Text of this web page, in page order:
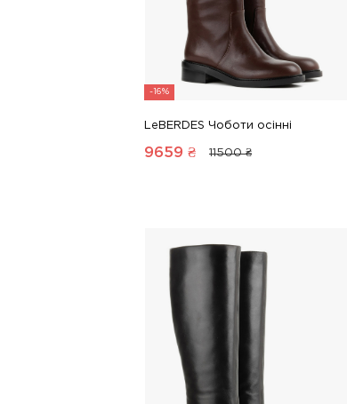
-16%
LeBERDES Чоботи осінні
9659 ₴ 11500 ₴